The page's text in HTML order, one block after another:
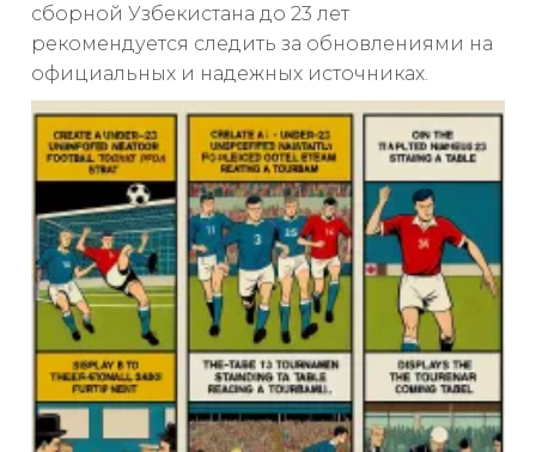
сборной Узбекистана до 23 лет
рекомендуется следить за обновлениями на
официальных и надежных источниках.